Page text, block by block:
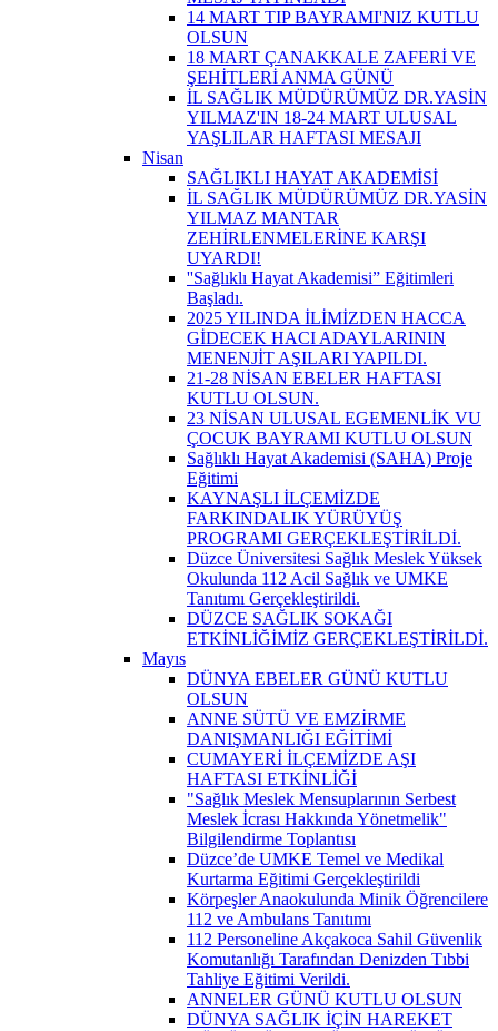
14 MART TIP BAYRAMI'NIZ KUTLU
OLSUN
18 MART ÇANAKKALE ZAFERİ VE
ŞEHİTLERİ ANMA GÜNÜ
İL SAĞLIK MÜDÜRÜMÜZ DR.YASİN
YILMAZ'IN 18-24 MART ULUSAL
YAŞLILAR HAFTASI MESAJI
Nisan
SAĞLIKLI HAYAT AKADEMİSİ
İL SAĞLIK MÜDÜRÜMÜZ DR.YASİN
YILMAZ MANTAR
ZEHİRLENMELERİNE KARŞI
UYARDI!
''Sağlıklı Hayat Akademisi” Eğitimleri
Başladı.
2025 YILINDA İLİMİZDEN HACCA
GİDECEK HACI ADAYLARININ
MENENJİT AŞILARI YAPILDI.
21-28 NİSAN EBELER HAFTASI
KUTLU OLSUN.
23 NİSAN ULUSAL EGEMENLİK VU
ÇOCUK BAYRAMI KUTLU OLSUN
Sağlıklı Hayat Akademisi (SAHA) Proje
Eğitimi
KAYNAŞLI İLÇEMİZDE
FARKINDALIK YÜRÜYÜŞ
PROGRAMI GERÇEKLEŞTİRİLDİ.
Düzce Üniversitesi Sağlık Meslek Yüksek
Okulunda 112 Acil Sağlık ve UMKE
Tanıtımı Gerçekleştirildi.
DÜZCE SAĞLIK SOKAĞI
ETKİNLİĞİMİZ GERÇEKLEŞTİRİLDİ.
Mayıs
DÜNYA EBELER GÜNÜ KUTLU
OLSUN
ANNE SÜTÜ VE EMZİRME
DANIŞMANLIĞI EĞİTİMİ
CUMAYERİ İLÇEMİZDE AŞI
HAFTASI ETKİNLİĞİ
"Sağlık Meslek Mensuplarının Serbest
Meslek İcrası Hakkında Yönetmelik"
Bilgilendirme Toplantısı
Düzce’de UMKE Temel ve Medikal
Kurtarma Eğitimi Gerçekleştirildi
Körpeşler Anaokulunda Minik Öğrencilere
112 ve Ambulans Tanıtımı
112 Personeline Akçakoca Sahil Güvenlik
Komutanlığı Tarafından Denizden Tıbbi
Tahliye Eğitimi Verildi.
ANNELER GÜNÜ KUTLU OLSUN
DÜNYA SAĞLIK İÇİN HAREKET